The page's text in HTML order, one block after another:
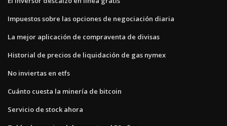
Impuestos sobre las opciones de negociación diaria
La mejor aplicación de compraventa de divisas
Historial de precios de liquidación de gas nymex
No inviertas en etfs
Cuánto cuesta la minería de bitcoin
Servicio de stock ahora